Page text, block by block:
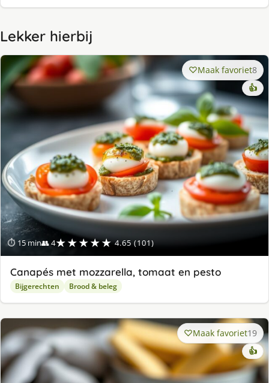
Lekker hierbij
⏱ 15 min👥 4★★★★★ 4.65 (101)
Maak favoriet8
👍
Canapés met mozzarella, tomaat en pesto
Bijgerechten Brood & beleg
Maak favoriet19
👍